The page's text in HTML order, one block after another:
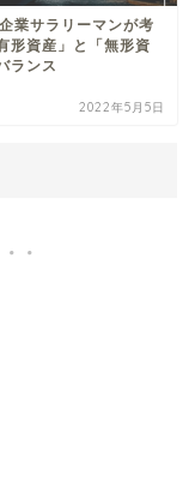
業サラリーマンが考
形資産」と「無形資
ランス
2022年5月5日